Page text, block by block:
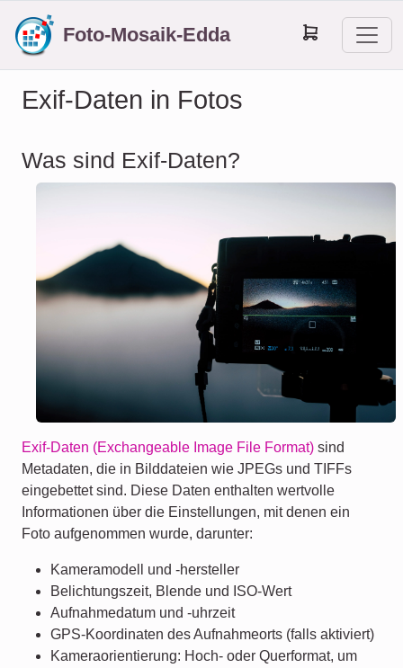
Foto-Mosaik-Edda
Exif-Daten in Fotos
Was sind Exif-Daten?
Exif-Daten (Exchangeable Image File Format) sind
Metadaten, die in Bilddateien wie JPEGs und TIFFs
eingebettet sind. Diese Daten enthalten wertvolle
Informationen über die Einstellungen, mit denen ein
Foto aufgenommen wurde, darunter:
Kameramodell und -hersteller
Belichtungszeit, Blende und ISO-Wert
Aufnahmedatum und -uhrzeit
GPS-Koordinaten des Aufnahmeorts (falls aktiviert)
Kameraorientierung: Hoch- oder Querformat, um